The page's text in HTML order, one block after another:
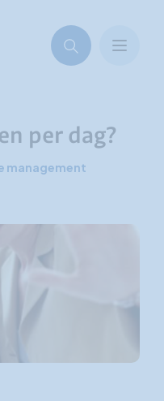
per dag?
management